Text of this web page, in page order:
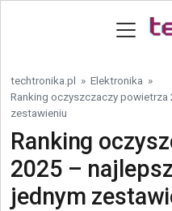
techtronika.pl » Elektronika »
Ranking oczyszczaczy
zestawieniu
Ranking
2025 –
jednym